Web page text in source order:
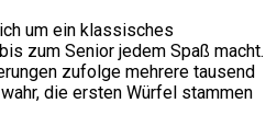
um ein klassisches
zum Senior jedem Spaß macht.
zufolge mehrere tausend
die ersten Würfel stammen